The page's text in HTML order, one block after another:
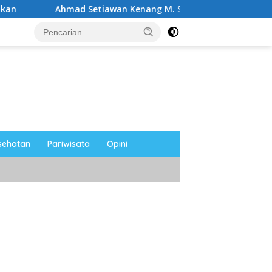
Setiawan Kenang M. Sholeh: Pejuang Keadilan “No Viral No
Pariwisata Opini